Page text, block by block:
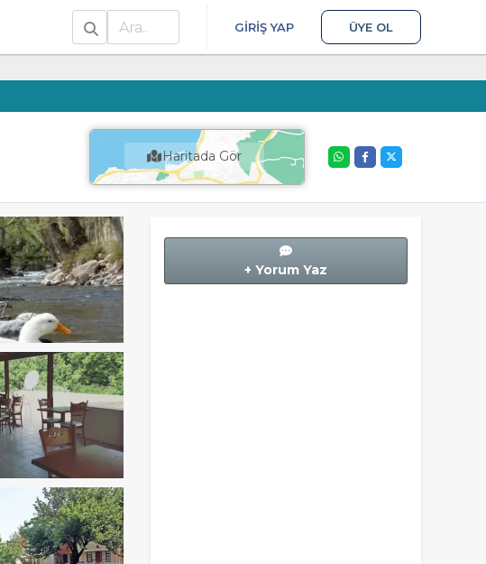
Ara
GIRIŞ YAP ÜYE OL
Haritada Gör
+ Yorum Yaz